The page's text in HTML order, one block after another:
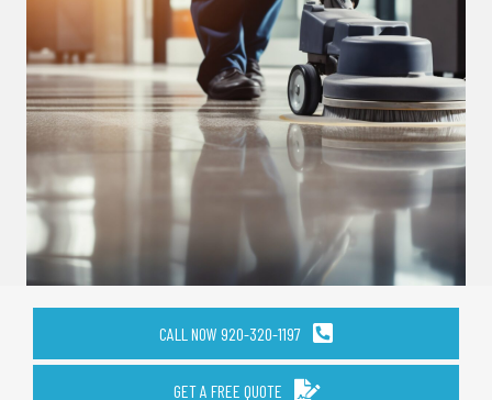
CALL NOW 920-320-1197
GET A FREE QUOTE